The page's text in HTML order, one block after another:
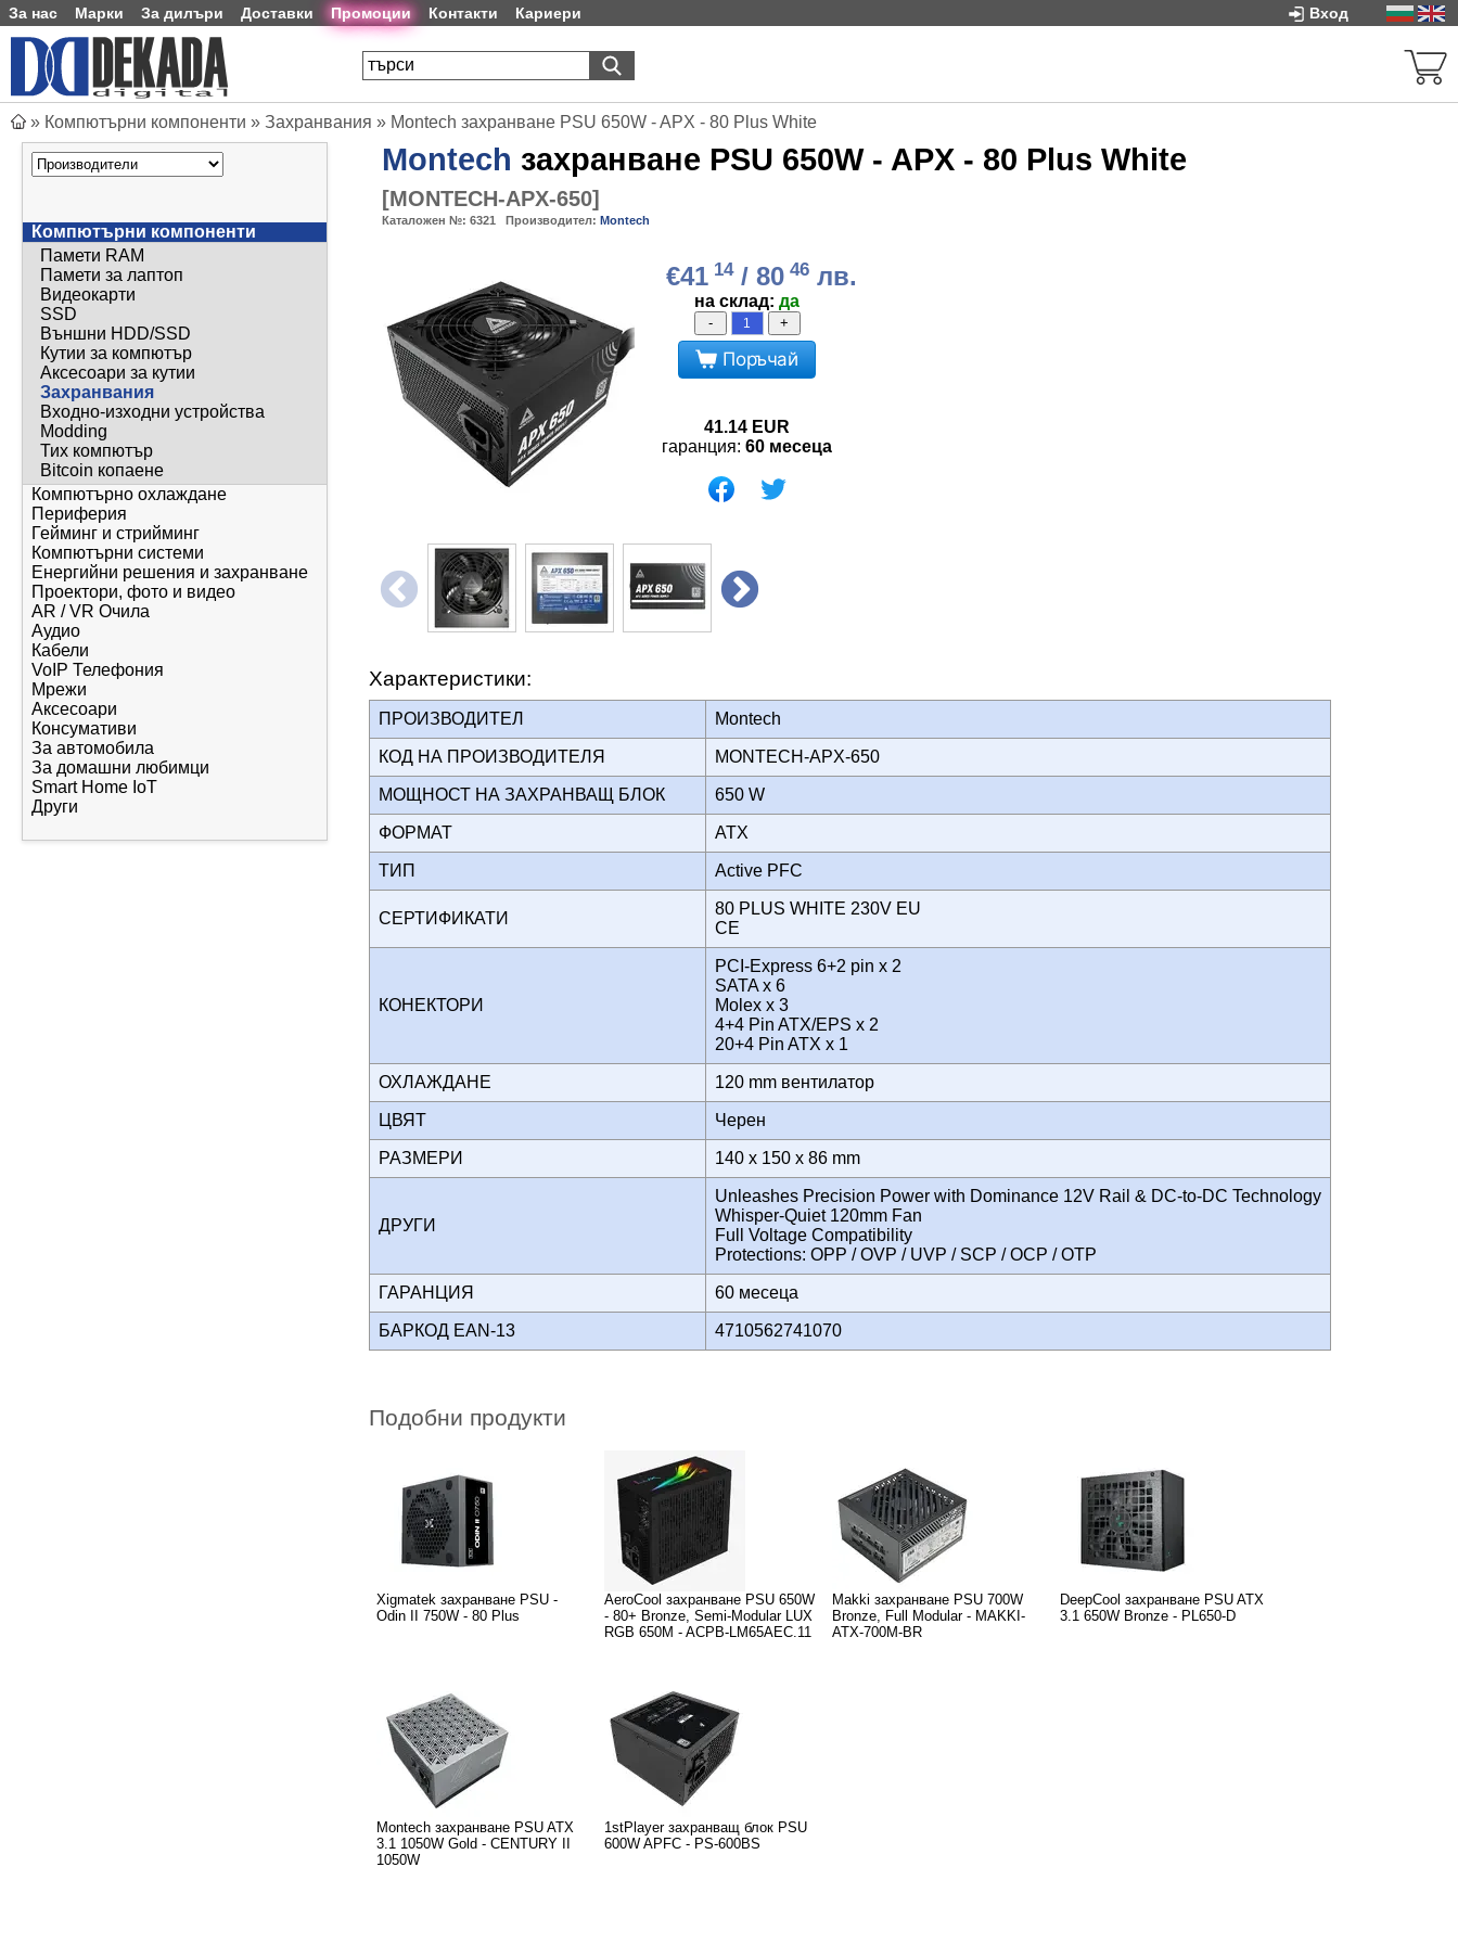
За нас Марки За дилъри Доставки Промоции Контакти Кариери Вход
» Компютърни компоненти » Захранвания » Montech захранване PSU 650W - APX - 80 Plus White
Компютърни компоненти
Памети RAM
Памети за лаптоп
Видеокарти
SSD
Външни HDD/SSD
Кутии за компютър
Аксесоари за кутии
Захранвания
Входно-изходни устройства
Modding
Тих компютър
Bitcoin копаене
Компютърно охлаждане
Периферия
Гейминг и стрийминг
Компютърни системи
Енергийни решения и захранване
Проектори, фото и видео
AR / VR Очила
Аудио
Кабели
VoIP Телефония
Мрежи
Аксесоари
Консумативи
За автомобила
За домашни любимци
Smart Home IoT
Други
Montech захранване PSU 650W - APX - 80 Plus White
[MONTECH-APX-650]
Каталожен №: 6321 Производител: Montech
€41 14/ 8046лв.
на склад: да
- +
Поръчай
41.14 EUR
гаранция: 60 месеца
Характеристики:
ПРОИЗВОДИТЕЛ Montech
КОД НА ПРОИЗВОДИТЕЛЯ MONTECH-APX-650
МОЩНОСТ НА ЗАХРАНВАЩ БЛОК 650 W
ФОРМАТ ATX
ТИП Active PFC
СЕРТИФИКАТИ
80 PLUS WHITE 230V EU
CE
КОНЕКТОРИ
PCI-Express 6+2 pin x 2
SATA x 6
Molex x 3
4+4 Pin ATX/EPS x 2
20+4 Pin ATX x 1
ОХЛАЖДАНЕ 120 mm вентилатор
ЦВЯТ Черен
РАЗМЕРИ 140 x 150 x 86 mm
ДРУГИ
Unleashes Precision Power with Dominance 12V Rail & DC-to-DC Technology
Whisper-Quiet 120mm Fan
Full Voltage Compatibility
Protections: OPP / OVP / UVP / SCP / OCP / OTP
ГАРАНЦИЯ 60 месеца
БАРКОД EAN-13 4710562741070
Подобни продукти
Xigmatek захранване PSU -
Odin II 750W - 80 Plus
AeroCool захранване PSU 650W
- 80+ Bronze, Semi-Modular LUX
RGB 650M - ACPB-LM65AEC.11
Makki захранване PSU 700W
Bronze, Full Modular - MAKKI-
ATX-700M-BR
DeepCool захранване PSU ATX
3.1 650W Bronze - PL650-D
Montech захранване PSU ATX
3.1 1050W Gold - CENTURY II
1050W
1stPlayer захранващ блок PSU
600W APFC - PS-600BS